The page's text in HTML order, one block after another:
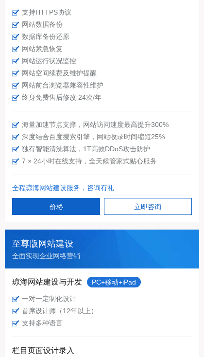
支持HTTPS协议
网站数据备份
数据库备份还原
网站紧急恢复
网站运行状况监控
网站空间续费及维护提醒
网站前台浏览器兼容性维护
终身免费售后修改 24次/年
海量加速节点支撑，网站访问速度最高提升300%
深度结合百度搜索引擎，网站收录时间缩短25%
独有智能清洗算法，1T高效DDoS攻击防护
7 × 24小时在线支持，全天候管家式贴心服务
全程琼海网站建设服务，咨询有礼
价格 立即咨询
至尊版网站建设
全面实现企业网络营销
琼海网站建设与开发 PC+移动+iPad
一对一定制化设计
首席设计师（12年以上）
支持多种语言
栏目页面设计录入